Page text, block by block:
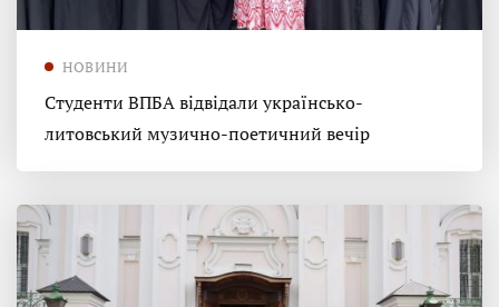
НОВИНИ
Студенти ВПБА відвідали українсько-
литовський музично-поетичний вечір